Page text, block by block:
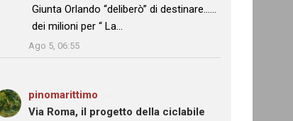
Giunta Orlando “deliberò” di destinare……
dei milioni per “ La…
Ago 5, 06:55
pinomarittimo
Via Roma, il progetto della ciclabile